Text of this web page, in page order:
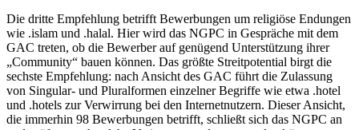
Die dritte Empfehlung betrifft Bewerbungen um religiöse Endungen
wie .islam und .halal. Hier wird das NGPC in Gespräche mit dem
GAC treten, ob die Bewerber auf genügend Unterstützung ihrer
„Community“ bauen können. Das größte Streitpotential birgt die
sechste Empfehlung: nach Ansicht des GAC führt die Zulassung
von Singular- und Pluralformen einzelner Begriffe wie etwa .hotel
und .hotels zur Verwirrung bei den Internetnutzern. Dieser Ansicht,
die immerhin 98 Bewerbungen betrifft, schließt sich das NGPC an